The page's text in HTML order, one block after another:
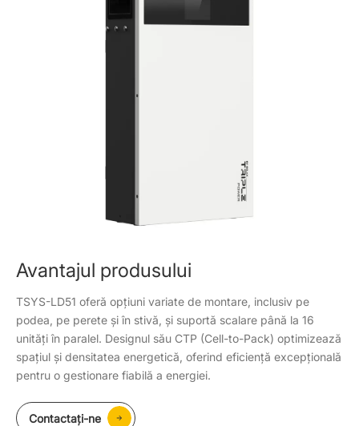
Avantajul produsului
TSYS-LD51 oferă opțiuni variate de montare, inclusiv pe
podea, pe perete și în stivă, și suportă scalare până la 16
unități în paralel. Designul său CTP (Cell-to-Pack) optimizează
spațiul și densitatea energetică, oferind eficiență excepțională
pentru o gestionare fiabilă a energiei.
Contactaţi-ne